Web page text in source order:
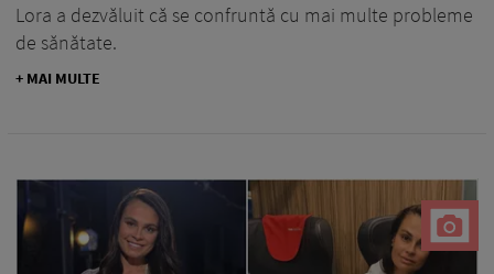
Lora a dezvăluit că se confruntă cu mai multe probleme
de sănătate.
+ MAI MULTE